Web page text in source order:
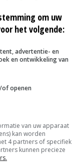
Dit was
stuurde op
dat
dat er nog
en
om uw
het volgende:
advertentie- en
en ontwikkeling van
of openen
van uw apparaat
kan worden
4 partners of specifiek
kunnen precieze